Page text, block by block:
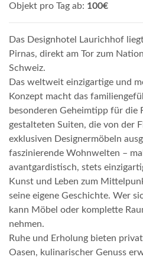
Objekt pro Tag ab: 100€
Das Designhotel Laurichhof
Pirnas, direkt am Tor zum
Schweiz.
Das weltweit einzigartige und
Konzept macht das
besonderen Geheimtipp für die
gestalteten Suiten, die von der
exklusiven Designermöbeln
faszinierende Wohnwelten –
avantgardistisch, stets
Kunst und Leben zum
seine eigene Geschichte. Wer
kann Möbel oder komplette
nehmen.
Ruhe und Erholung bieten
Oasen, kulinarischer Genuss